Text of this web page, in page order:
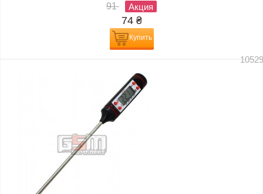
91 Акция
74 ₴
Купить